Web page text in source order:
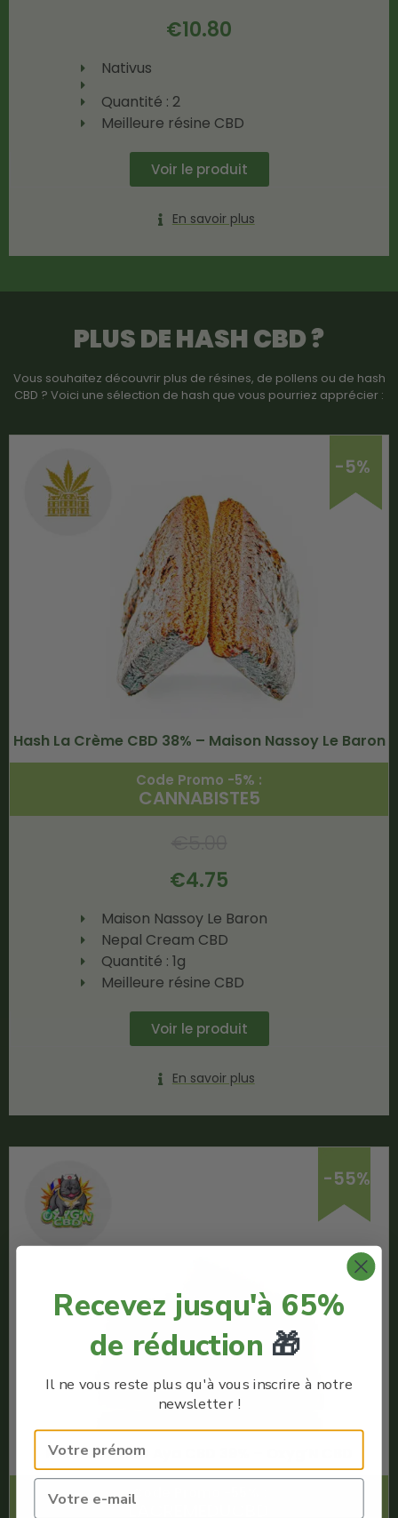
€10.80
Nativus
Quantité : 2
Meilleure résine CBD
Voir le produit
En savoir plus
PLUS DE HASH CBD ?
Vous souhaitez découvrir plus de résines, de pollens ou de hash
CBD ? Voici une sélection de hash que vous pourriez apprécier :
-5%
Hash La Crème CBD 38% – Maison Nassoy Le Baron
Code Promo -5% :
CANNABISTE5
€4.75
Maison Nassoy Le Baron
Nepal Cream CBD
Quantité : 1g
Meilleure résine CBD
Voir le produit
En savoir plus
-55%
Résine de CBD Aya CBD 39% – Oxyg’N CBD
Code Promo -55% :
LACREMEDUCBD
Recevez jusqu'à 65%
de réduction 🎁
Il ne vous reste plus qu'à vous inscrire à notre
newsletter !